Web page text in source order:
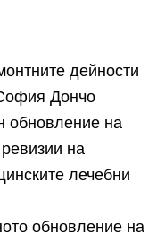
дейности
Дончо
обновление на
на
лечебни
обновление на